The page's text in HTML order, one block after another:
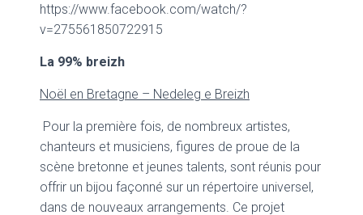
https://www.facebook.com/watch/?
v=275561850722915
La 99% breizh
Noël en Bretagne – Nedeleg e Breizh
Pour la première fois, de nombreux artistes,
chanteurs et musiciens, figures de proue de la
scène bretonne et jeunes talents, sont réunis pour
offrir un bijou façonné sur un répertoire universel,
dans de nouveaux arrangements. Ce projet